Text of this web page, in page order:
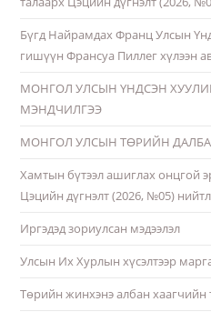
Бүгд Найрамдах Франц Улсын
гишүүн Франсуа Пиллег хүлээн
МОНГОЛ УЛСЫН ҮНДСЭН
МЭНДЧИЛГЭЭ
МОНГОЛ УЛСЫН ТӨРИЙН
Хамтын бүтээл ашиглах онцгой
Цэцийн дүгнэлт (2026, №05)
Иргэдэд зориулсан мэдээлэл
Улсын Их Хурлын хүсэлтээр
Төрийн жинхэнэ албан хаагчийн